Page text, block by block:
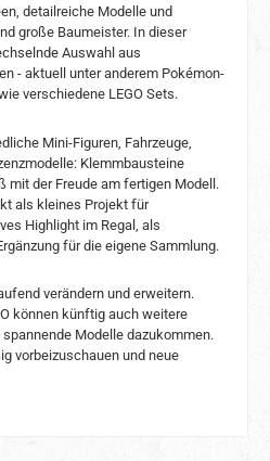
detailreiche Modelle und
große Baumeister. In dieser
Auswahl aus
- aktuell unter anderem Pokémon-
verschiedene LEGO Sets.
Mini-Figuren, Fahrzeuge,
Klemmbausteine
mit der Freude am fertigen Modell.
als kleines Projekt für
Highlight im Regal, als
für die eigene Sammlung.
verändern und erweitern.
können künftig auch weitere
Modelle dazukommen.
vorbeizuschauen und neue